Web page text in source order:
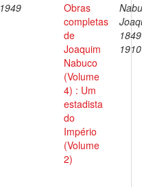
1949
Obras
completas
de
Joaquim
Nabuco
(Volume
4) : Um
estadista
do
Império
(Volume
2)
1910